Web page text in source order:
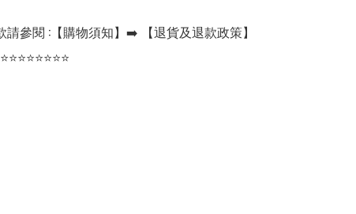
請參閱 :【購物須知】➡️ 【退貨及退款政策】